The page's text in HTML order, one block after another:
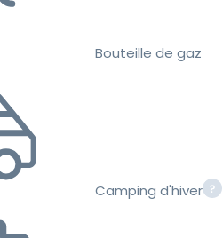
Bouteille de gaz
Camping d'hiver